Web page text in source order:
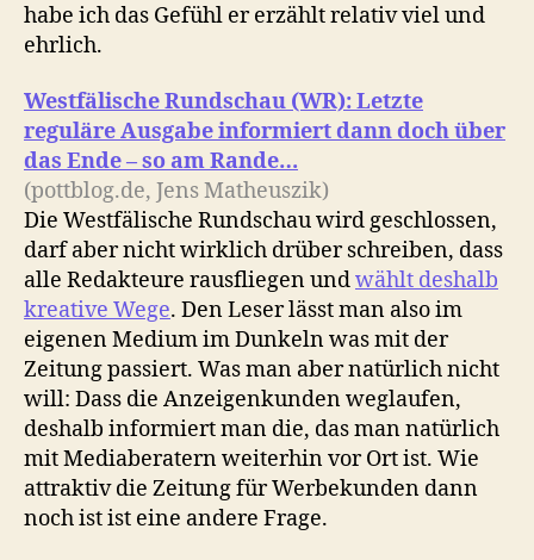
habe ich das Gefühl er erzählt relativ viel und
ehrlich.
Westfälische Rundschau (WR): Letzte
reguläre Ausgabe informiert dann doch über
das Ende – so am Rande…
(pottblog.de, Jens Matheuszik)
Die Westfälische Rundschau wird geschlossen,
darf aber nicht wirklich drüber schreiben, dass
alle Redakteure rausfliegen undwählt deshalb
kreative Wege. Den Leser lässt man also im
eigenen Medium im Dunkeln was mit der
Zeitung passiert. Was man aber natürlich nicht
will: Dass die Anzeigenkunden weglaufen,
deshalb informiert man die, das man natürlich
mit Mediaberatern weiterhin vor Ort ist. Wie
attraktiv die Zeitung für Werbekunden dann
noch ist ist eine andere Frage.